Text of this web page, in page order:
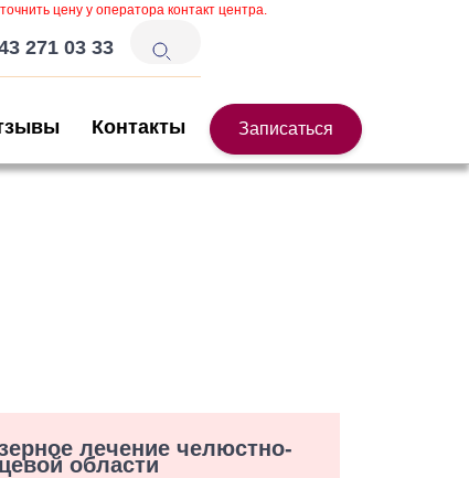
цену у оператора контакт центра.
271 03 33
Контакты Записаться
лечение челюстно-
области